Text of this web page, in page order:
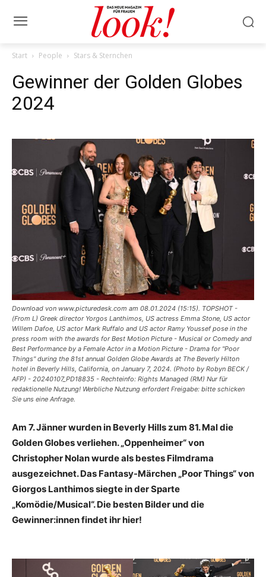
Start People Stars & Sternchen
Gewinner der Golden Globes
2024
Download von www.picturedesk.com am 08.01.2024 (15:15). TOPSHOT -
(From L) Greek director Yorgos Lanthimos, US actress Emma Stone, US actor
Willem Dafoe, US actor Mark Ruffalo and US actor Ramy Youssef pose in the
press room with the awards for Best Motion Picture - Musical or Comedy and
Best Performance by a Female Actor in a Motion Picture - Drama for "Poor
Things" during the 81st annual Golden Globe Awards at The Beverly Hilton
hotel in Beverly Hills, California, on January 7, 2024. (Photo by Robyn BECK /
AFP) - 20240107_PD18835 - Rechteinfo: Rights Managed (RM) Nur für
redaktionelle Nutzung! Werbliche Nutzung erfordert Freigabe: bitte schicken
Sie uns eine Anfrage.
Am 7. Jänner wurden in Beverly Hills zum 81. Mal die
Golden Globes verliehen. „Oppenheimer“ von
Christopher Nolan wurde als bestes Filmdrama
ausgezeichnet. Das Fantasy-Märchen „Poor Things“ von
Giorgos Lanthimos siegte in der Sparte
„Komödie/Musical“. Die besten Bilder und die
Gewinner:innen findet ihr hier!